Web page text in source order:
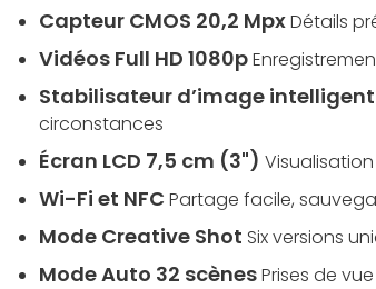
Capteur CMOS 20,2 MpxDétails
Vidéos Full HD 1080p
Stabilisateur d’image intelligent
circonstances
Écran LCD 7,5 cm (3")
Wi-Fi et NFC Partage facile,
Mode Creative Shot Six versions
Mode Auto 32 scènesPrises de